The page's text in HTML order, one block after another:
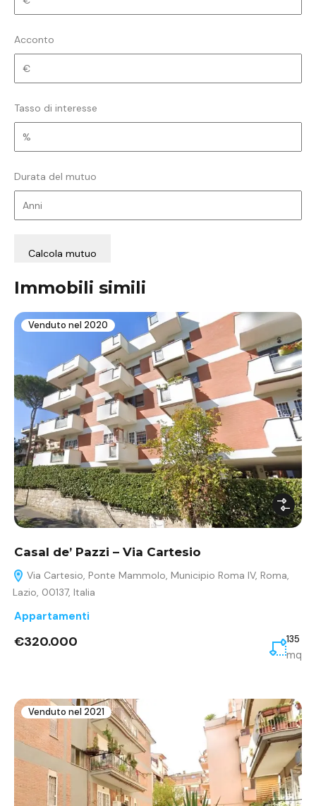
Acconto
Tasso di interesse
Durata del mutuo
Immobili simili
Venduto nel 2020
Casal de’ Pazzi – Via Cartesio
Via Cartesio, Ponte Mammolo, Municipio Roma IV, Roma,
Lazio, 00137, Italia
Appartamenti
€320.000 135
mq
Venduto nel 2021